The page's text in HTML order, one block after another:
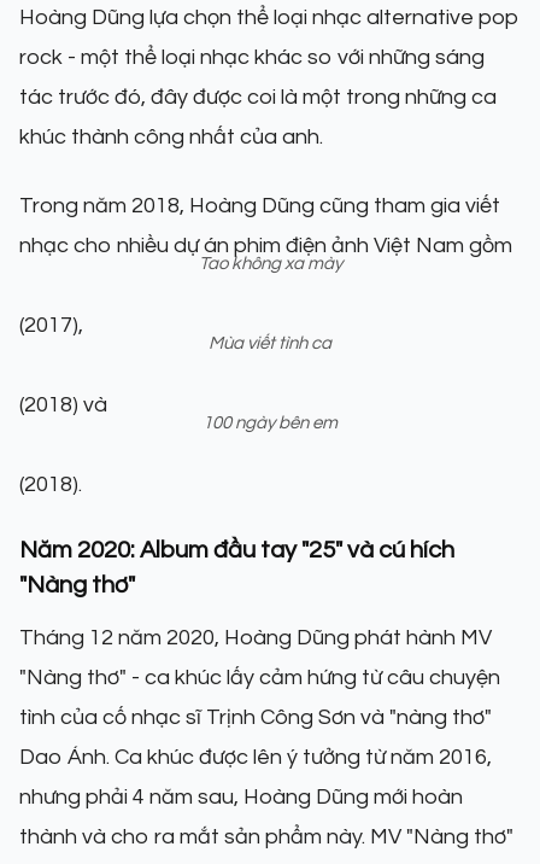
Hoàng Dũng lựa chọn thể loại nhạc alternative pop
rock - một thể loại nhạc khác so với những sáng
tác trước đó, đây được coi là một trong những ca
khúc thành công nhất của anh.
Trong năm 2018, Hoàng Dũng cũng tham gia viết
nhạc cho nhiều dự án phim điện ảnh Việt Nam gồm
Tao không xa mày
(2017),
Mùa viết tình ca
(2018) và
100 ngày bên em
(2018).
Năm 2020: Album đầu tay "25" và cú hích
"Nàng thơ"
Tháng 12 năm 2020, Hoàng Dũng phát hành MV
"Nàng thơ" - ca khúc lấy cảm hứng từ câu chuyện
tình của cố nhạc sĩ Trịnh Công Sơn và "nàng thơ"
Dao Ánh. Ca khúc được lên ý tưởng từ năm 2016,
nhưng phải 4 năm sau, Hoàng Dũng mới hoàn
thành và cho ra mắt sản phẩm này. MV "Nàng thơ"